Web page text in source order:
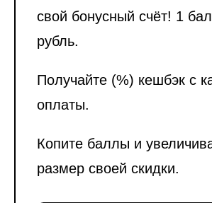
свой бонусный счёт! 1
рубль.
Получайте (%) кешбэк с
оплаты.
Копите баллы и
размер своей скидки.